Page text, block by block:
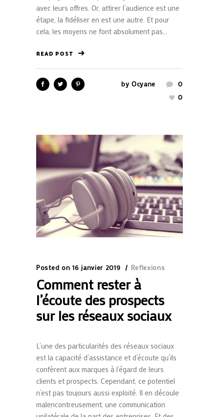
avec leurs offres. Or, attirer l’audience est une
étape, la fidéliser en est une autre. Et pour
cela, les moyens ne font absolument pas...
READ POST
by Ocyane
0
0
Posted on 16 janvier 2019 Reflexions
Comment rester à
l’écoute des prospects
sur les réseaux sociaux
L’une des particularités des réseaux sociaux
est la capacité d’assistance et d’écoute qu’ils
confèrent aux marques à l’égard de leurs
clients et prospects. Cependant, ce potentiel
n’est pas toujours aussi exploité. Il en découle
malencontreusement, une communication